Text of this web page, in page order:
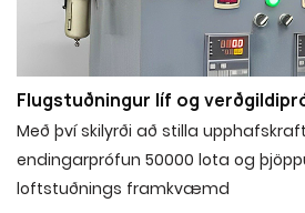
Flugstuðningur líf og
Með því skilyrði að stilla
endingarprófun 50000 lota og
loftstuðnings framkvæmd